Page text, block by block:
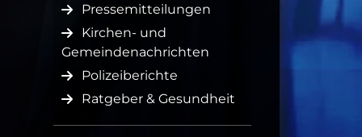
Pressemitteilungen
Kirchen- und
Gemeindenachrichten
Polizeiberichte
Ratgeber & Gesundheit